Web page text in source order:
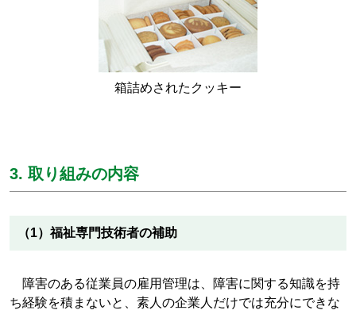
箱詰めされたクッキー
3. 取り組みの内容
（1）福祉専門技術者の補助
障害のある従業員の雇用管理は、障害に関する知識を持
ち経験を積まないと、素人の企業人だけでは充分にできな